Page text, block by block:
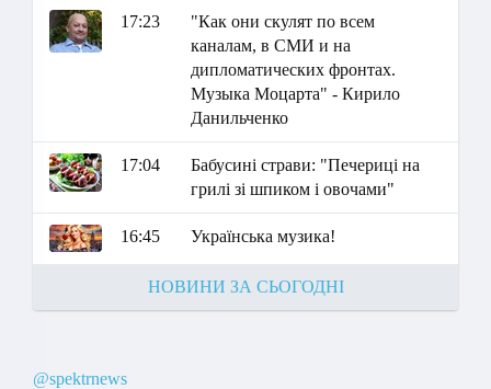
17:23
"Как они скулят по всем
каналам, в СМИ и на
дипломатических фронтах.
Музыка Моцарта" - Кирило
Данильченко
17:04
Бабусині страви: "Печериці на
грилі зі шпиком і овочами"
16:45 Українська музика!
НОВИНИ ЗА СЬОГОДНІ
@spektrnews